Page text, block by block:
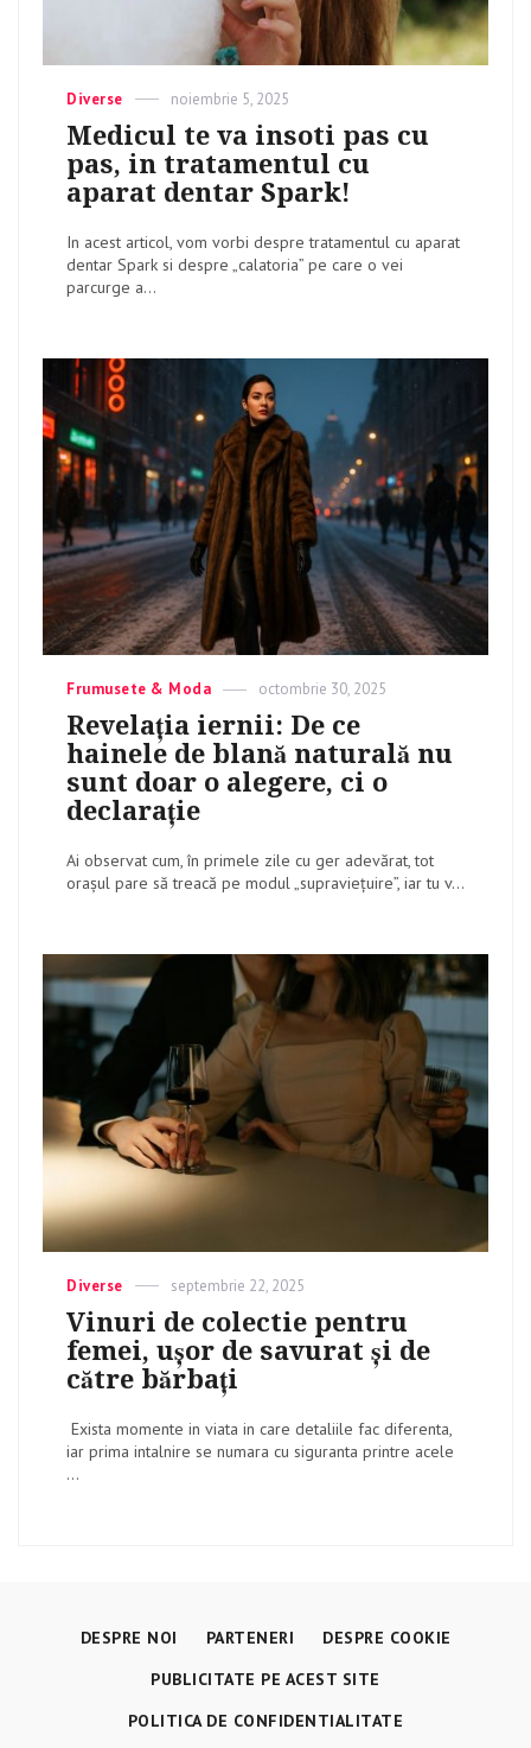
Categories
Diverse
Posted
on
noiembrie 5, 2025
Medicul te va insoti pas cu
pas, in tratamentul cu
aparat dentar Spark!
In acest articol, vom vorbi despre tratamentul cu aparat
dentar Spark si despre „calatoria” pe care o vei
parcurge a...
Categories
Frumusete & Moda
Posted
on
octombrie 30, 2025
Revelația iernii: De ce
hainele de blană naturală nu
sunt doar o alegere, ci o
declarație
Ai observat cum, în primele zile cu ger adevărat, tot
orașul pare să treacă pe modul „supraviețuire”, iar tu v...
Categories
Diverse
Posted
on
septembrie 22, 2025
Vinuri de colectie pentru
femei, ușor de savurat și de
către bărbați
Exista momente in viata in care detaliile fac diferenta,
iar prima intalnire se numara cu siguranta printre acele
...
DESPRE NOI PARTENERI
DESPRE COOKIE
PUBLICITATE PE ACEST SITE
POLITICA DE CONFIDENTIALITATE